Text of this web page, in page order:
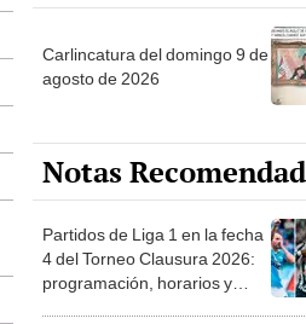
Carlincatura del domingo 9 de
agosto de 2026
Notas
Partidos de Liga 1 en la fecha
4 del Torneo Clausura 2026:
programación, horarios y